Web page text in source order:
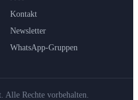
Kontakt
Newsletter
WhatsApp-Gruppen
Rechte vorbehalten.